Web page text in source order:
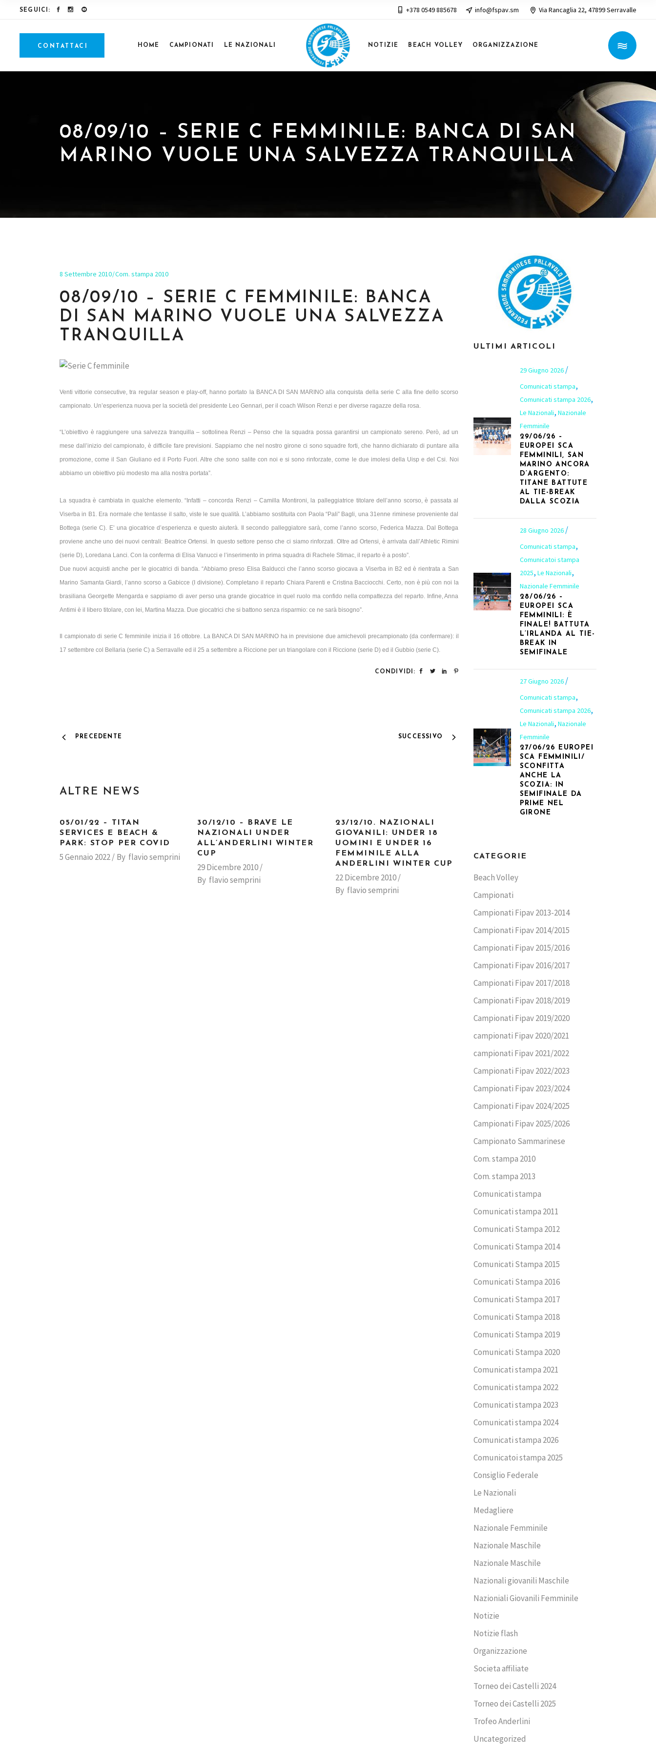
SEGUICI: +378 0549 885678 info@fspav.sm Via Rancaglia 22, 47899 Serravalle
CONTATTACI HOME CAMPIONATI LE NAZIONALI NOTIZIE BEACH VOLLEY ORGANIZZAZIONE
08/09/10 – SERIE C FEMMINILE: BANCA DI SAN
MARINO VUOLE UNA SALVEZZA TRANQUILLA
8 Settembre 2010 Com. stampa 2010
08/09/10 – SERIE C FEMMINILE: BANCA
DI SAN MARINO VUOLE UNA SALVEZZA
TRANQUILLA
Venti vittorie consecutive, tra regular season e play-off, hanno portato la BANCA DI SAN MARINO alla conquista della serie C alla fine dello scorso
campionato. Un’esperienza nuova per la società del presidente Leo Gennari, per il coach Wilson Renzi e per diverse ragazze della rosa.
“L’obiettivo è raggiungere una salvezza tranquilla – sottolinea Renzi – Penso che la squadra possa garantirsi un campionato sereno. Però, ad un
mese dall’inizio del campionato, è difficile fare previsioni. Sappiamo che nel nostro girone ci sono squadre forti, che hanno dichiarato di puntare alla
promozione, come il San Giuliano ed il Porto Fuori. Altre che sono salite con noi e si sono rinforzate, come le due imolesi della Uisp e del Csi. Noi
abbiamo un obiettivo più modesto ma alla nostra portata”.
La squadra è cambiata in qualche elemento. “Infatti – concorda Renzi – Camilla Montironi, la palleggiatrice titolare dell’anno scorso, è passata al
Viserba in B1. Era normale che tentasse il salto, viste le sue qualità. L’abbiamo sostituita con Paola “Pali” Bagli, una 31enne riminese proveniente dal
Bottega (serie C). E’ una giocatrice d’esperienza e questo aiuterà. Il secondo palleggiatore sarà, come l’anno scorso, Federica Mazza. Dal Bottega
proviene anche uno dei nuovi centrali: Beatrice Ortensi. In questo settore penso che ci siamo rinforzati. Oltre ad Ortensi, è arrivata dall’Athletic Rimini
(serie D), Loredana Lanci. Con la conferma di Elisa Vanucci e l’inserimento in prima squadra di Rachele Stimac, il reparto è a posto”.
Due nuovi acquisti anche per le giocatrici di banda. “Abbiamo preso Elisa Balducci che l’anno scorso giocava a Viserba in B2 ed è rientrata a San
Marino Samanta Giardi, l’anno scorso a Gabicce (I divisione). Completano il reparto Chiara Parenti e Cristina Bacciocchi. Certo, non è più con noi la
brasiliana Georgette Mengarda e sappiamo di aver perso una grande giocatrice in quel ruolo ma confido nella compattezza del reparto. Infine, Anna
Antimi è il libero titolare, con lei, Martina Mazza. Due giocatrici che si battono senza risparmio: ce ne sarà bisogno”.
Il campionato di serie C femminile inizia il 16 ottobre. La BANCA DI SAN MARINO ha in previsione due amichevoli precampionato (da confermare): il
17 settembre col Bellaria (serie C) a Serravalle ed il 25 a settembre a Riccione per un triangolare con il Riccione (serie D) ed il Gubbio (serie C).
CONDIVIDI:
PRECEDENTE SUCCESSIVO
ALTRE NEWS
05/01/22 – TITAN
SERVICES E BEACH &
PARK: STOP PER COVID
5 Gennaio 2022 By flavio semprini
30/12/10 – BRAVE LE
NAZIONALI UNDER
ALL’ANDERLINI WINTER
CUP
29 Dicembre 2010
By flavio semprini
23/12/10. NAZIONALI
GIOVANILI: UNDER 18
UOMINI E UNDER 16
FEMMINILE ALLA
ANDERLINI WINTER CUP
22 Dicembre 2010
By flavio semprini
ULTIMI ARTICOLI
29 Giugno 2026
Comunicati stampa,
Comunicati stampa 2026,
Le Nazionali, Nazionale
Femminile
29/06/26 –
EUROPEI SCA
FEMMINILI, SAN
MARINO ANCORA
D’ARGENTO:
TITANE BATTUTE
AL TIE-BREAK
DALLA SCOZIA
28 Giugno 2026
Comunicati stampa,
Comunicatoi stampa
2025, Le Nazionali,
Nazionale Femminile
28/06/26 –
EUROPEI SCA
FEMMINILI: È
FINALE! BATTUTA
L’IRLANDA AL TIE-
BREAK IN
SEMIFINALE
27 Giugno 2026
Comunicati stampa,
Comunicati stampa 2026,
Le Nazionali, Nazionale
Femminile
27/06/26 EUROPEI
SCA FEMMINILI/
SCONFITTA
ANCHE LA
SCOZIA: IN
SEMIFINALE DA
PRIME NEL
GIRONE
CATEGORIE
Beach Volley
Campionati
Campionati Fipav 2013-2014
Campionati Fipav 2014/2015
Campionati Fipav 2015/2016
Campionati Fipav 2016/2017
Campionati Fipav 2017/2018
Campionati Fipav 2018/2019
Campionati Fipav 2019/2020
campionati Fipav 2020/2021
campionati Fipav 2021/2022
Campionati Fipav 2022/2023
Campionati Fipav 2023/2024
Campionati Fipav 2024/2025
Campionati Fipav 2025/2026
Campionato Sammarinese
Com. stampa 2010
Com. stampa 2013
Comunicati stampa
Comunicati stampa 2011
Comunicati Stampa 2012
Comunicati Stampa 2014
Comunicati Stampa 2015
Comunicati Stampa 2016
Comunicati Stampa 2017
Comunicati Stampa 2018
Comunicati Stampa 2019
Comunicati Stampa 2020
Comunicati stampa 2021
Comunicati stampa 2022
Comunicati stampa 2023
Comunicati stampa 2024
Comunicati stampa 2026
Comunicatoi stampa 2025
Consiglio Federale
Le Nazionali
Medagliere
Nazionale Femminile
Nazionale Maschile
Nazionale Maschile
Nazionali giovanili Maschile
Nazioniali Giovanili Femminile
Notizie
Notizie flash
Organizzazione
Societa affiliate
Torneo dei Castelli 2024
Torneo dei Castelli 2025
Trofeo Anderlini
Uncategorized